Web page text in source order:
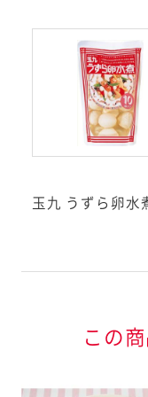
の特定原材料7品目
特定原材料に準ず
うち、アーモンド
しています。（
をお持ちのお客様へ
特定原材料等
玉九 うずら卵水
この